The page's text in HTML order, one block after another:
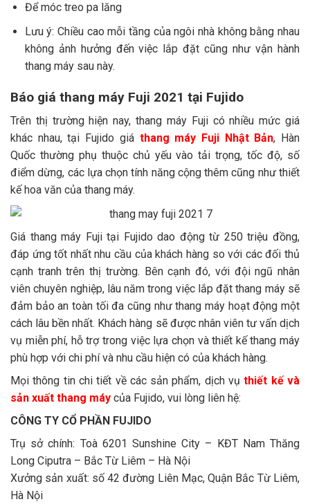
Để móc treo pa lăng
Lưu ý: Chiều cao mỗi tầng của ngôi nhà không bằng nhau
không ảnh hưởng đến việc lắp đặt cũng như vận hành
thang máy sau này.
Báo giá thang máy Fuji 2021 tại Fujido
Trên thị trường hiện nay, thang máy Fuji có nhiều mức giá
khác nhau, tại Fujido giá thang máy Fuji Nhật Bản, Hàn
Quốc thường phụ thuộc chủ yếu vào tải trọng, tốc độ, số
điểm dừng, các lựa chọn tính năng cộng thêm cũng như thiết
kế hoa văn của thang máy.
Giá thang máy Fuji tại Fujido dao động từ 250 triệu đồng,
đáp ứng tốt nhất nhu cầu của khách hàng so với các đối thủ
cạnh tranh trên thị trường. Bên cạnh đó, với đội ngũ nhân
viên chuyên nghiệp, lâu năm trong việc lắp đặt thang máy sẽ
đảm bảo an toàn tối đa cũng như thang máy hoạt động một
cách lâu bền nhất. Khách hàng sẽ được nhân viên tư vấn dịch
vụ miễn phí, hỗ trợ trong việc lựa chọn và thiết kế thang máy
phù hợp với chi phí và nhu cầu hiện có của khách hàng.
Mọi thông tin chi tiết về các sản phẩm, dịch vụthiết kế và
sản xuất thang máy của Fujido, vui lòng liên hệ:
CÔNG TY CỔ PHẦN FUJIDO
Trụ sở chính: Toà 6201 Sunshine City – KĐT Nam Thăng
Long Ciputra – Bắc Từ Liêm – Hà Nội
Xưởng sản xuất: số 42 đường Liên Mạc, Quận Bắc Từ Liêm,
Hà Nội